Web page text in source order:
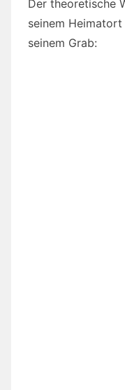
Der theoretische
seinem
seinem Grab: